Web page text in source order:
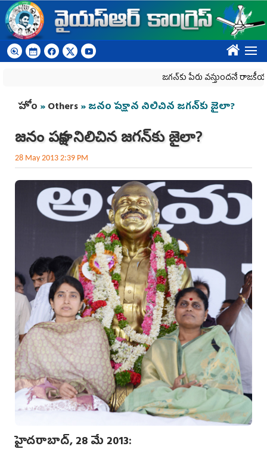
Skip to main content
????
జగన్‌కు పేరు వస్తుందనే రాజకీయ కక్షతో
You are here
హోం »Others» జనం పక్షాన నిలిచిన జగన్‌కు జైలా?
జనం పక్షాన నిలిచిన జగన్‌కు జైలా?
28 May 2013 2:39 PM
హైదరాబాద్, 28 మే 2013: